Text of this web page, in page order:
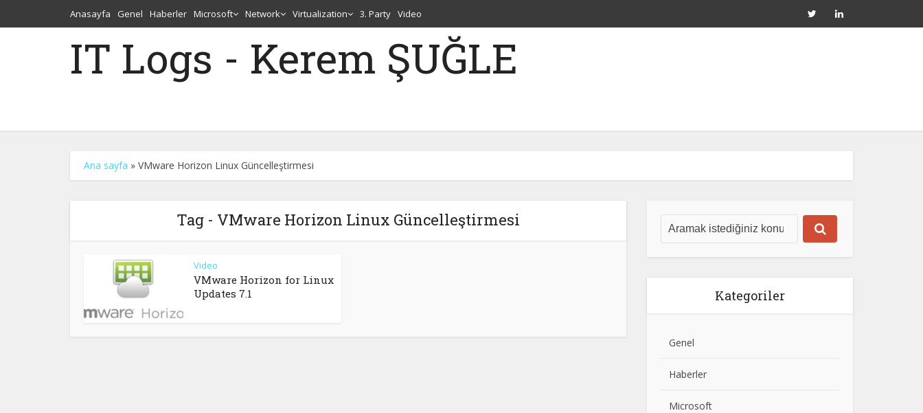
Anasayfa Genel Haberler Microsoft Network Virtualization 3. Party Video
IT Logs - Kerem ŞUĞLE
Ana sayfa » VMware Horizon Linux Güncelleştirmesi
Tag - VMware Horizon Linux Güncelleştirmesi
Video
VMware Horizon for Linux
Updates 7.1
Kategoriler
Genel
Haberler
Microsoft